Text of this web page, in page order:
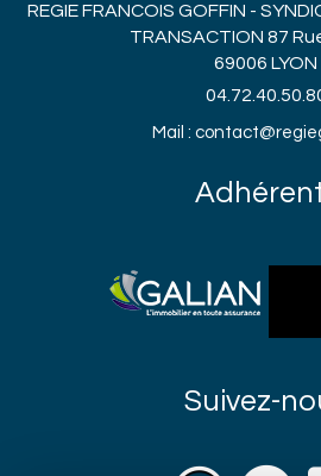
REGIE FRANCOIS GOFFIN -
TRANSACTION 87
69006 LYON
Mail :
Suivez-